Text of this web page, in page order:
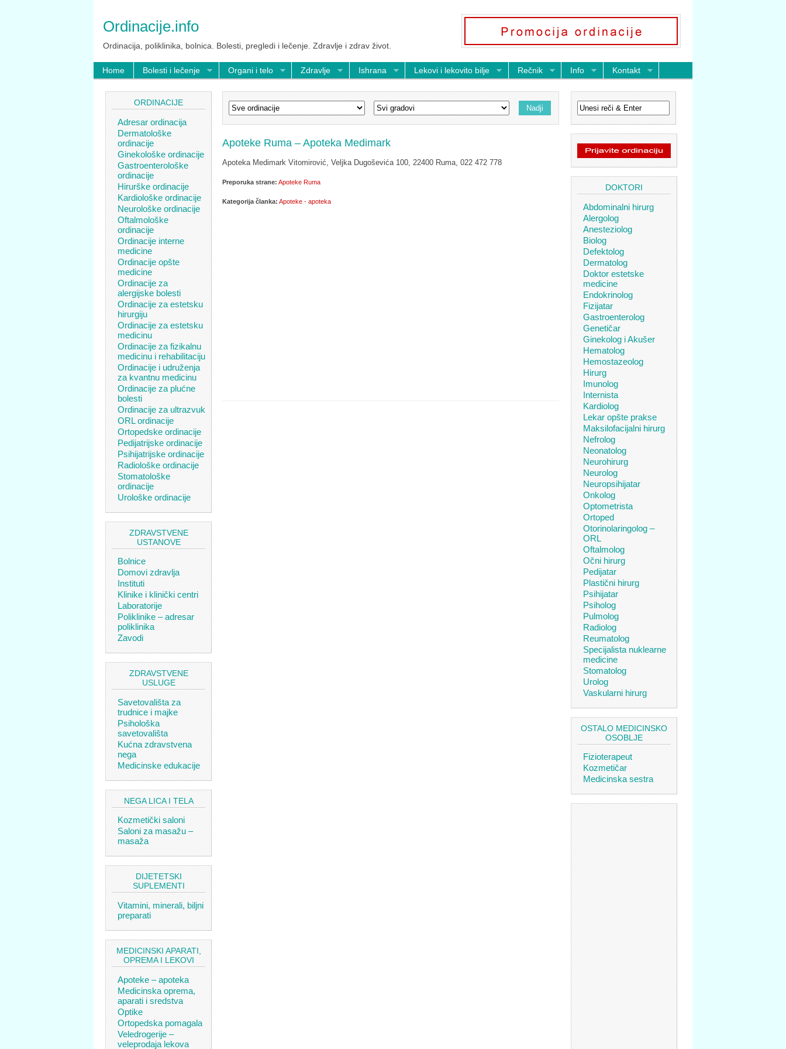
Ordinacije.info
Ordinacija, poliklinika, bolnica. Bolesti, pregledi i lečenje. Zdravlje i zdrav život.
Home Bolesti i lečenje Organi i telo Zdravlje Ishrana Lekovi i lekovito bilje Rečnik Info Kontakt
ORDINACIJE
Adresar ordinacija
Dermatološke
ordinacije
Ginekološke ordinacije
Gastroenterološke
ordinacije
Hirurške ordinacije
Kardiološke ordinacije
Neurološke ordinacije
Oftalmološke
ordinacije
Ordinacije interne
medicine
Ordinacije opšte
medicine
Ordinacije za
alergijske bolesti
Ordinacije za estetsku
hirurgiju
Ordinacije za estetsku
medicinu
Ordinacije za fizikalnu
medicinu i rehabilitaciju
Ordinacije i udruženja
za kvantnu medicinu
Ordinacije za plućne
bolesti
Ordinacije za ultrazvuk
ORL ordinacije
Ortopedske ordinacije
Pedijatrijske ordinacije
Psihijatrijske ordinacije
Radiološke ordinacije
Stomatološke
ordinacije
Urološke ordinacije
ZDRAVSTVENE
USTANOVE
Bolnice
Domovi zdravlja
Instituti
Klinike i klinički centri
Laboratorije
Poliklinike – adresar
poliklinika
Zavodi
ZDRAVSTVENE
USLUGE
Savetovališta za
trudnice i majke
Psihološka
savetovališta
Kućna zdravstvena
nega
Medicinske edukacije
NEGA LICA I TELA
Kozmetički saloni
Saloni za masažu –
masaža
DIJETETSKI
SUPLEMENTI
Vitamini, minerali, biljni
preparati
MEDICINSKI APARATI,
OPREMA I LEKOVI
Apoteke – apoteka
Medicinska oprema,
aparati i sredstva
Optike
Ortopedska pomagala
Veledrogerije –
veleprodaja lekova
Apoteke Ruma – Apoteka Medimark
Apoteka Medimark Vitomirović, Veljka Dugoševića 100, 22400 Ruma, 022 472 778
Preporuka strane: Apoteke Ruma
Kategorija članka: Apoteke - apoteka
DOKTORI
Abdominalni hirurg
Alergolog
Anesteziolog
Biolog
Defektolog
Dermatolog
Doktor estetske
medicine
Endokrinolog
Fizijatar
Gastroenterolog
Genetičar
Ginekolog i Akušer
Hematolog
Hemostazeolog
Hirurg
Imunolog
Internista
Kardiolog
Lekar opšte prakse
Maksilofacijalni hirurg
Nefrolog
Neonatolog
Neurohirurg
Neurolog
Neuropsihijatar
Onkolog
Optometrista
Ortoped
Otorinolaringolog –
ORL
Oftalmolog
Očni hirurg
Pedijatar
Plastični hirurg
Psihijatar
Psiholog
Pulmolog
Radiolog
Reumatolog
Specijalista nuklearne
medicine
Stomatolog
Urolog
Vaskularni hirurg
OSTALO MEDICINSKO
OSOBLJE
Fizioterapeut
Kozmetičar
Medicinska sestra